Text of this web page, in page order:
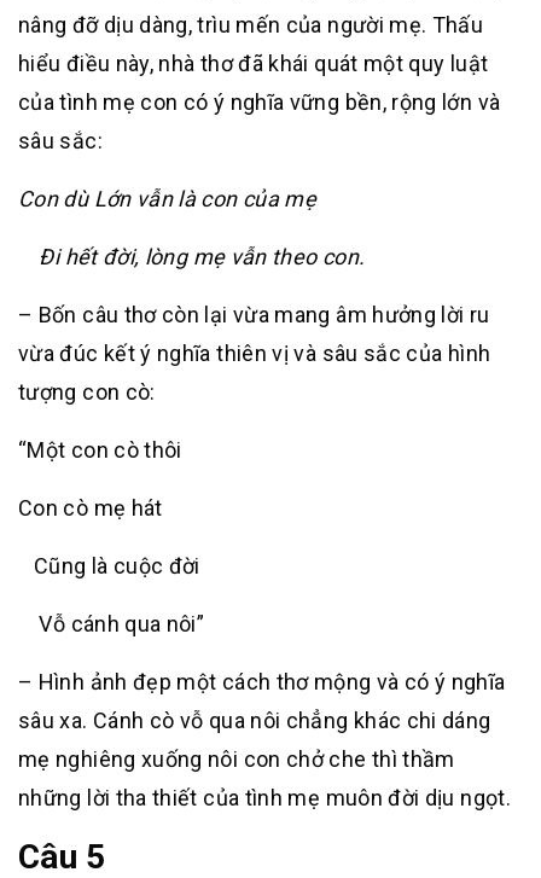
nâng đỡ dịu dàng, trìu mến của người mẹ. Thấu
hiểu điều này, nhà thơ đã khái quát một quy luật
của tình mẹ con có ý nghĩa vững bền, rộng lớn và
sâu sắc:
Con dù Lớn vẫn là con của mẹ
Đi hết đời, lòng mẹ vẫn theo con.
– Bốn câu thơ còn lại vừa mang âm hưởng lời ru
vừa đúc kết ý nghĩa thiên vị và sâu sắc của hình
tượng con cò:
“Một con cò thôi
Con cò mẹ hát
Cũng là cuộc đời
Vỗ cánh qua nôi”
– Hình ảnh đẹp một cách thơ mộng và có ý nghĩa
sâu xa. Cánh cò vỗ qua nôi chẳng khác chi dáng
mẹ nghiêng xuống nôi con chở che thì thầm
những lời tha thiết của tình mẹ muôn đời dịu ngọt.
Câu 5